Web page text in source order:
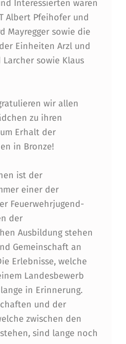
Interessierten waren
Albert Pfeihofer und
Mayregger sowie die
Einheiten Arzl und
sowie Klaus
wir allen
zu ihren
Erhalt der
in Bronze!
ist der
einer der
Feuerwehrjugend-
der
Ausbildung stehen
Gemeinschaft an
Erlebnisse, welche
Landesbewerb
in Erinnerung.
und der
zwischen den
sind lange noch